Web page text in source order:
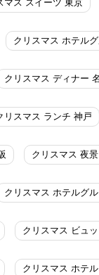
マス スイーツ 東京
クリスマス ホテル
クリスマス ディナー
リスマス ランチ 神戸
クリスマス 夜
クリスマス ホテルグル
クリスマス ビュ
クリスマス ホテ